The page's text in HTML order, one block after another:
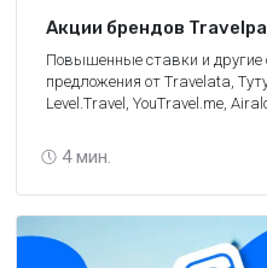
4 мин.
Акции брендов
Повышенные ставки и другие
предложения от Travelata,
Level.Travel, YouTravel.me,